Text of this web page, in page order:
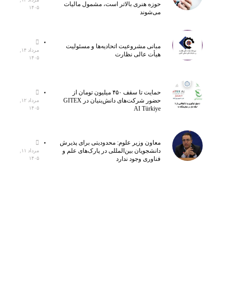
حوزه هنری بالاتر است، مشمول مالیات
می‌شوند
۱۴۰۵
مبانی مشروعیت اتحادیه‌ها و مسئولیت
هیأت عالی نظارت
مرداد ۱۴,
۱۴۰۵
حمایت تا سقف ۴۵۰ میلیون تومان از
حضور شرکت‌های دانش‌بنیان در GITEX
AI Türkiye
مرداد ۱۲,
۱۴۰۵
معاون وزیر علوم: محدودیتی برای پذیرش
دانشجویان بین‌المللی در پارک‌های علم و
فناوری وجود ندارد
مرداد ۱۱,
۱۴۰۵